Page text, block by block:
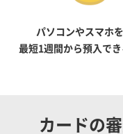
パソコンやスマホ
最短1週間から預入で
カードの